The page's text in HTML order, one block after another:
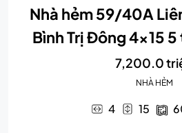
Nhà hẻm 59/40A
Bình Trị Đông 4×15
7,200.0
NHÀ HẺM
4 15